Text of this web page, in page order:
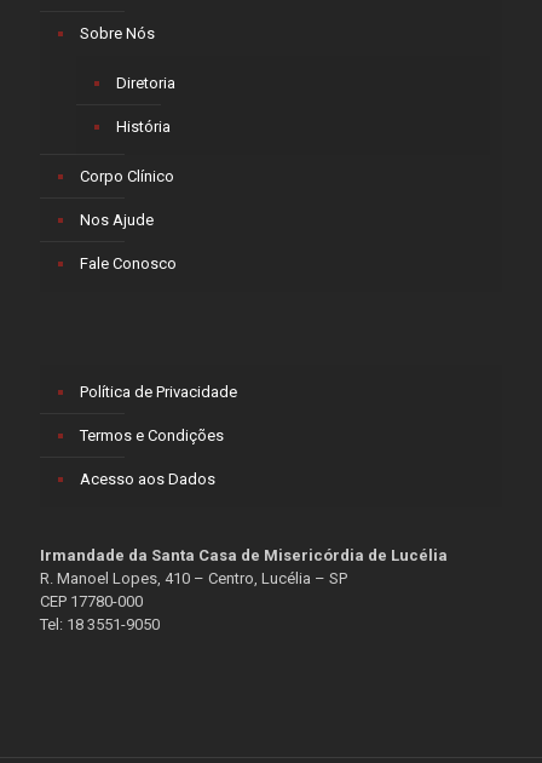
Sobre Nós
Diretoria
História
Corpo Clínico
Nos Ajude
Fale Conosco
Política de Privacidade
Termos e Condições
Acesso aos Dados
Irmandade da Santa Casa de Misericórdia de Lucélia
R. Manoel Lopes, 410 – Centro, Lucélia – SP
CEP 17780-000
Tel: 18 3551-9050